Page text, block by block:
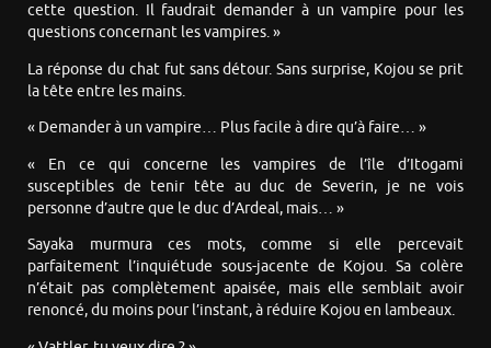
cette question. Il faudrait demander à un vampire pour les
questions concernant les vampires. »
La réponse du chat fut sans détour. Sans surprise, Kojou se prit
la tête entre les mains.
« Demander à un vampire… Plus facile à dire qu’à faire… »
« En ce qui concerne les vampires de l’île d’Itogami
susceptibles de tenir tête au duc de Severin, je ne vois
personne d’autre que le duc d’Ardeal, mais… »
Sayaka murmura ces mots, comme si elle percevait
parfaitement l’inquiétude sous-jacente de Kojou. Sa colère
n’était pas complètement apaisée, mais elle semblait avoir
renoncé, du moins pour l’instant, à réduire Kojou en lambeaux.